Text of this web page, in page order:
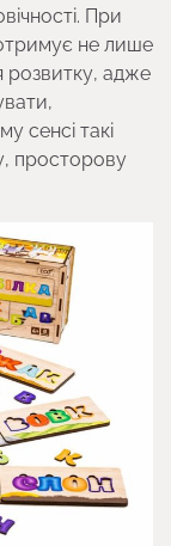
При
не лише
розвитку, адже
сенсі такі
просторову